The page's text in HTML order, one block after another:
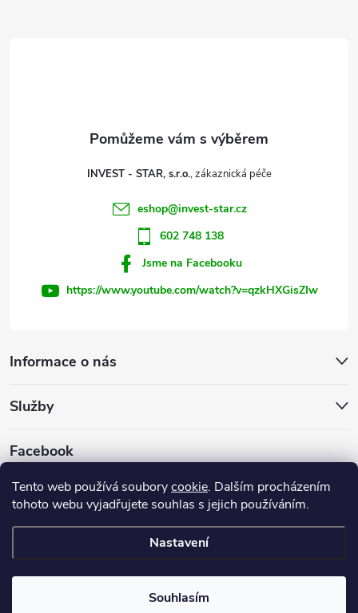
Tento web používá souborycookie. Dalším procházením
tohoto webu vyjadřujete souhlas s jejich používáním.
Nastavení
Souhlasím
Informace o nás
Služby
Facebook
INVEST - STAR, s.r.o.
eshop@invest-star.cz
602 748 138
Jsme na Facebooku
https://www.youtube.com/watch?v=qzkHXGisZIw
Copyright 2026INVEST - STAR, s.r.o.. Všechna práva vyhrazena.